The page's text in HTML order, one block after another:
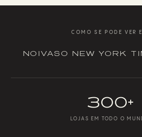
COMO SE PODE VER
NOIVAS O NEW YORK
300+
LOJAS EM TODO O